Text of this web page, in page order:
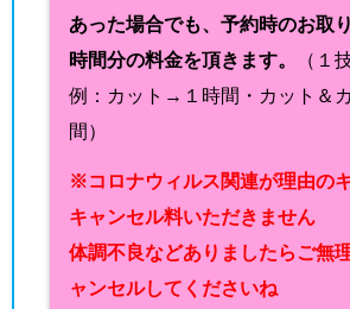
あった場合でも、予約時のお取
時間分の料金を頂きます。
（１
例：カット→１時間・カット＆
間）
※コロナウィルス関連が理由の
キャンセル料いただきません
体調不良などありましたらご無
ャンセルしてくださいね